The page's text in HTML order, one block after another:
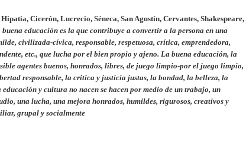
Cicerón, Lucrecio, Séneca, San Agustín, Cervantes, Shakespeare,
buena educación es la que contribuye a convertir a la persona en una
civilizada-cívica, responsable, respetuosa, crítica, emprendedora,
etc., que lucha por el bien propio y ajeno. La buena educación, la
agentes buenos, honrados, libres, de juego limpio-por el juego limpio,
responsable, la critica y justicia justas, la bondad, la belleza, la
y cultura no nacen se hacen por medio de un trabajo, un
una lucha, una mejora honrados, humildes, rigurosos, creativos y
grupal y socialmente